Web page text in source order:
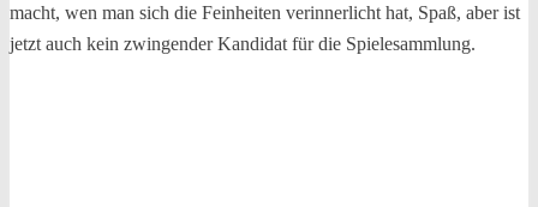
macht, wen man sich die Feinheiten verinnerlicht hat, Spaß, aber ist
jetzt auch kein zwingender Kandidat für die Spielesammlung.